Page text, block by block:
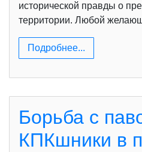
исторической правды о
территории. Любой
Подробнее...
Борьба с
КПКшники в